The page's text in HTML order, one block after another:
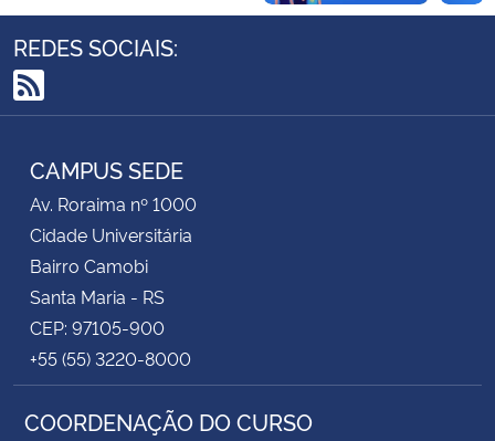
Controladoria-Geral da União
Secretaria-Geral
Secretaria de Governo
Gabinete de Segurança Institucional
Advocacia-Geral da União
REDES SOCIAIS:
RSS
CAMPUS SEDE
Av. Roraima nº 1000
Cidade Universitária
Bairro Camobi
Santa Maria - RS
CEP: 97105-900
+55 (55) 3220-8000
COORDENAÇÃO DO CURSO